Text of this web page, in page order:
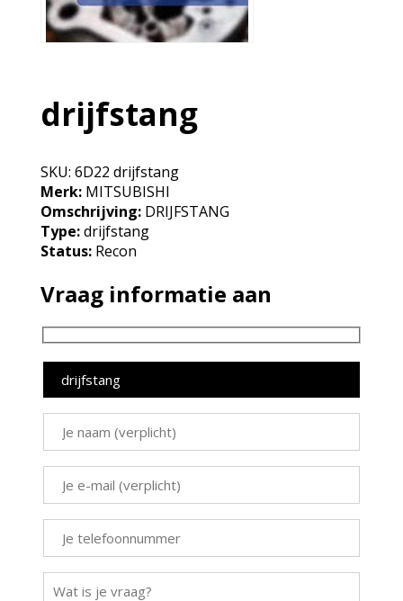
drijfstang
SKU: 6D22 drijfstang
Merk:MITSUBISHI
Omschrijving:DRIJFSTANG
Type:drijfstang
Status:Recon
Vraag informatie aan